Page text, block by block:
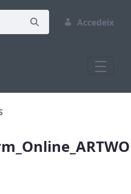
Accedeix